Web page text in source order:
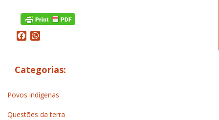
Facebook
Categorias:
Povos indígenas
Questões da terra